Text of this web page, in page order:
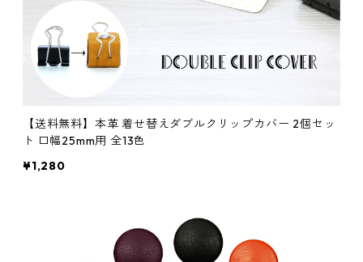
【送料無料】本革 着せ替えダブルクリップカバー 2個セッ
ト 口幅25mm用 全13色
¥1,280